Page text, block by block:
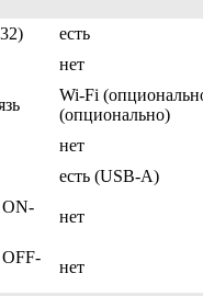
есть
нет
Wi-Fi
(опционально)
нет
есть (USB-A)
ON-
нет
нет